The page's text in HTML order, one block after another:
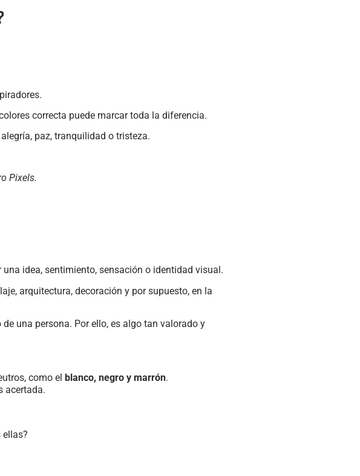
correcta puede marcar toda la diferencia.
paz, tranquilidad o tristeza.
Pixels.
idea, sentimiento, sensación o identidad visual.
arquitectura, decoración y por supuesto, en la
una persona. Por ello, es algo tan valorado y
como el blanco, negro y marrón.
acertada.